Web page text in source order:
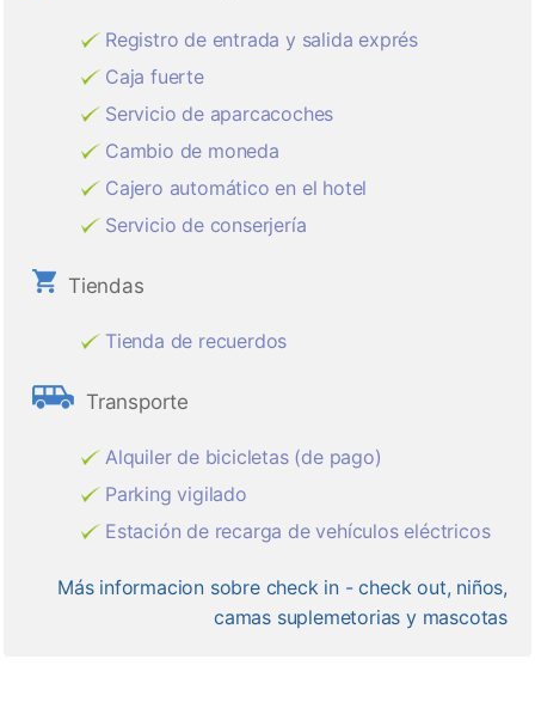
Registro de entrada y salida exprés
Caja fuerte
Servicio de aparcacoches
Cambio de moneda
Cajero automático en el hotel
Servicio de conserjería
Tiendas
Tienda de recuerdos
Transporte
Alquiler de bicicletas (de pago)
Parking vigilado
Estación de recarga de vehículos eléctricos
Más informacion sobre check in - check out, niños,
camas suplemetorias y mascotas